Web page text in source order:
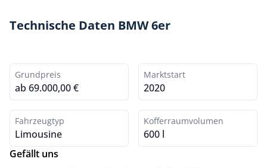
Technische Daten BMW 6er
Grundpreis
ab 69.000,00 €
Marktstart
2020
Fahrzeugtyp
Limousine
Kofferraumvolumen
600 l
Gefällt uns